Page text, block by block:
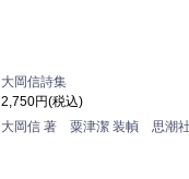
大岡信詩集
2,750円(税込)
大岡信 著 粟津潔 装幀 思潮